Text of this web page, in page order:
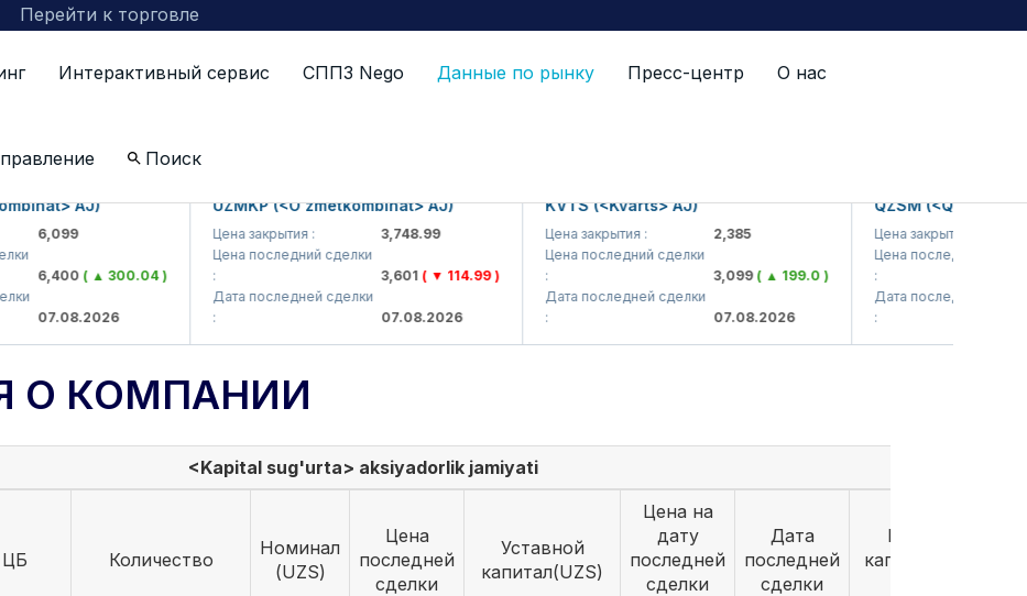
Перейти к торговле
Интерактивный сервис СППЗ Nego Данные по рынку Пресс-центр О нас
Поиск
AJ)
6,099
6,400( ▲ 300.04 )
07.08.2026
UZMKP (<O'zmetkombinat> AJ)
Цена закрытия :
3,748.99
Цена последний сделки
3,601( ▼ 114.99 )
Дата последней сделки
07.08.2026
KVTS (<Kvarts> AJ)
Цена закрытия :
2,385
Цена последний сделки
3,099( ▲ 199.0 )
Дата последней сделки
07.08.2026
QZSM
Цена закрытия :
Цена последний сделки
Дата последней сделки
О КОМПАНИИ
<Kapital sug'urta> aksiyadorlik jamiyati
Количество
Номинал
(UZS)
Цена
последней
сделки
Уставной
капитал(UZS)
Цена на
дату
последней
сделки
Дата
последней
сделки
Рыночная
капитализация